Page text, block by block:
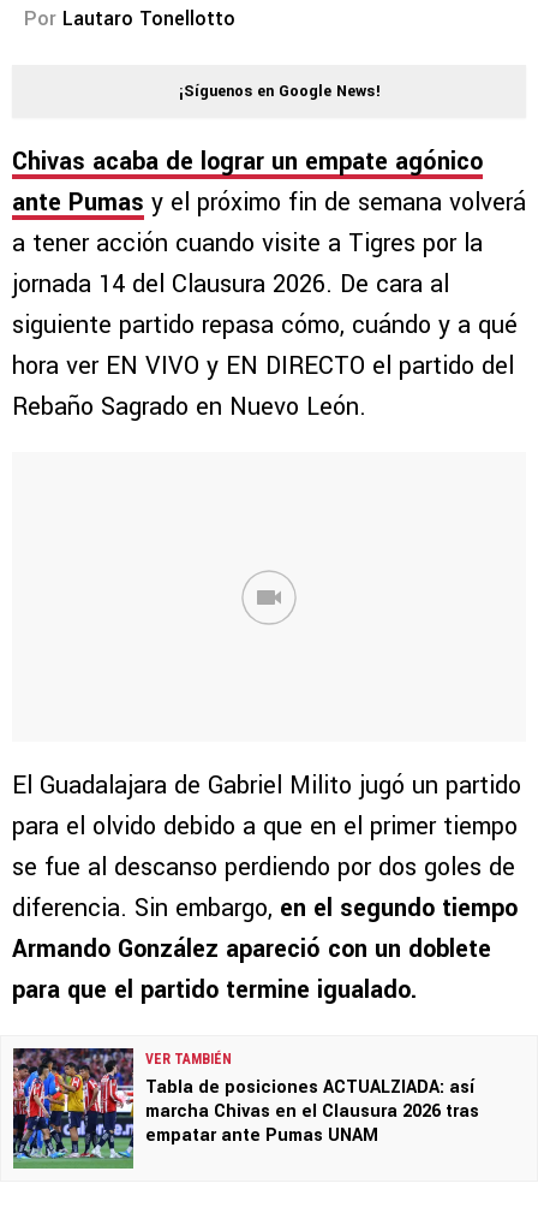
Por Lautaro Tonellotto
¡Síguenos en Google News!
Chivas acaba de lograr un empate agónico
ante Pumas y el próximo fin de semana volverá
a tener acción cuando visite a Tigres por la
jornada 14 del Clausura 2026. De cara al
siguiente partido repasa cómo, cuándo y a qué
hora ver EN VIVO y EN DIRECTO el partido del
Rebaño Sagrado en Nuevo León.
El Guadalajara de Gabriel Milito jugó un partido
para el olvido debido a que en el primer tiempo
se fue al descanso perdiendo por dos goles de
diferencia. Sin embargo, en el segundo tiempo
Armando González apareció con un doblete
para que el partido termine igualado.
VER TAMBIÉN
Tabla de posiciones ACTUALZIADA: así
marcha Chivas en el Clausura 2026 tras
empatar ante Pumas UNAM